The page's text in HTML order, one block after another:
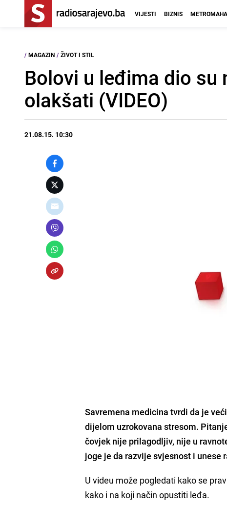
VIJESTI BIZNIS
/ MAGAZIN / ŽIVOT I STIL
Bolovi u leđima dio su
olakšati (VIDEO)
21.08.15. 10:30
Savremena medicina tvrdi da je
dijelom uzrokovana stresom.
čovjek nije prilagodljiv, nije u
joge je da razvije svjesnost i unese
U videu može pogledati kako se
kako i na koji način opustiti leđa.